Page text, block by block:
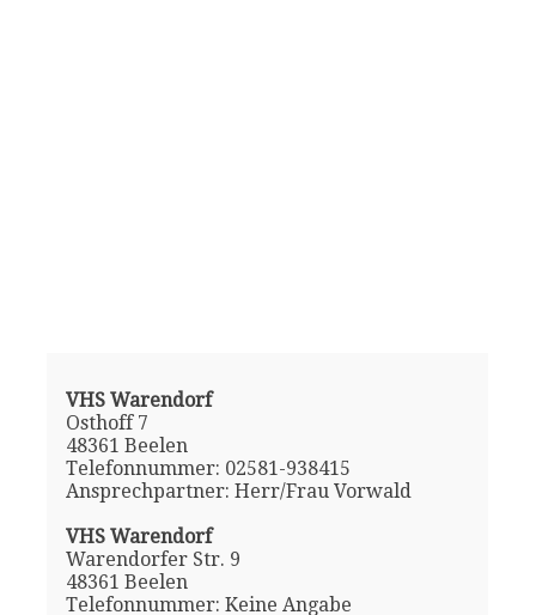
VHS Warendorf
Osthoff 7
48361 Beelen
Telefonnummer: 02581-938415
Ansprechpartner: Herr/Frau Vorwald
VHS Warendorf
Warendorfer Str. 9
48361 Beelen
Telefonnummer: Keine Angabe